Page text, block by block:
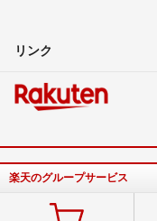
リンク
楽天のグループサービス